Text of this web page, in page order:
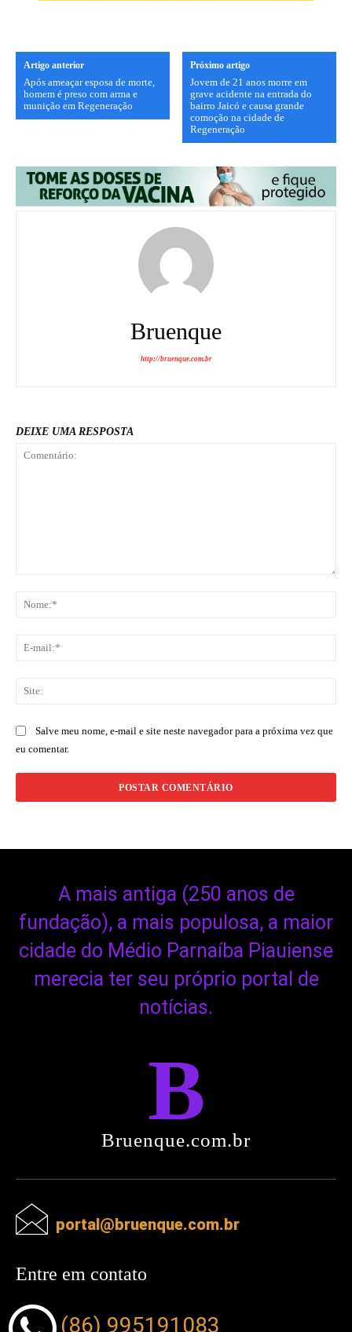
Artigo anterior
Após ameaçar esposa de morte,
homem é preso com arma e
munição em Regeneração
Próximo artigo
Jovem de 21 anos morre em
grave acidente na entrada do
bairro Jaicó e causa grande
comoção na cidade de
Regeneração
Bruenque
http://bruenque.com.br
DEIXE UMA RESPOSTA
Salve meu nome, e-mail e site neste navegador para a próxima vez que
eu comentar.
A mais antiga (250 anos de
fundação), a mais populosa, a maior
cidade do Médio Parnaíba Piauiense
merecia ter seu próprio portal de
notícias.
B
Bruenque.com.br
portal@bruenque.com.br
Entre em contato
(86) 995191083